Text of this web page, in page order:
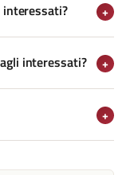
interessati? +
interessati? +
+